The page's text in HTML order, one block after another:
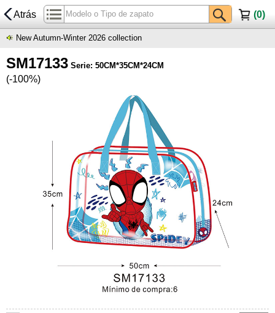
Atrás (0)
New Autumn-Winter 2026 collection
SM17133 Serie: 50CM*35CM*24CM
(-100%)